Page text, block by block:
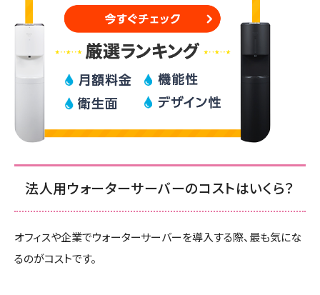
法人用ウォーターサーバーのコストはいくら？
オフィスや企業でウォーターサーバーを導入する際、最も気にな
るのがコストです。